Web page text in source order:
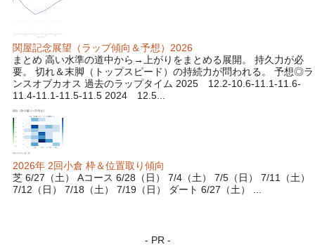
関屋記念展望（ラップ傾向＆予想）2026
まとめ 高い水準の道中から→上がりをまとめる展開。 持久力が必
要。 切れ＆末脚（トップスピード）の持続力が問われる。 予想◎ラ
ンスオブカオス 過去のラップタイム 2025 12.2-10.6-11.1-11.6-
11.4-11.1-11.5-11.5 2024 12.5...
2026年 2回小倉 枠＆位置取り傾向
芝 6/27（土） Aコース 6/28（日） 7/4（土） 7/5（日） 7/11（土）
7/12（日） 7/18（土） 7/19（日） ダート 6/27（土） ...
- PR -